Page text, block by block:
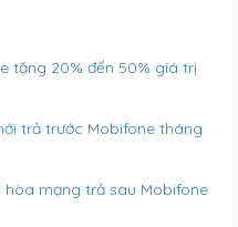
tặng 20% đến 50% giá trị
trả trước Mobifone tháng
hòa mạng trả sau Mobifone